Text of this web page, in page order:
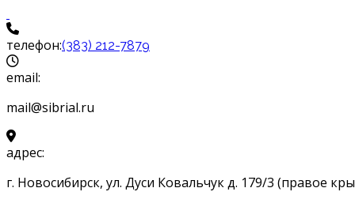
телефон:(383) 212-7879
email:
mail@sibrial.ru
адрес:
г. Новосибирск, ул. Дуси Ковальчук д. 179/3 (правое